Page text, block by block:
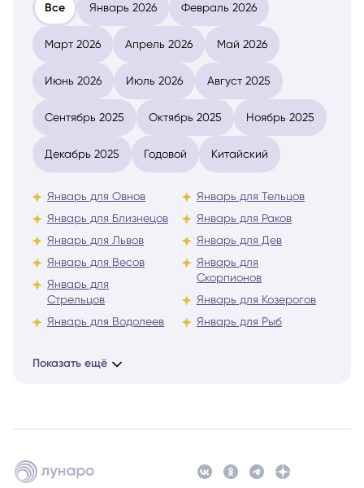
Все Январь 2026 Февраль 2026
Март 2026 Апрель 2026 Май 2026
Июнь 2026 Июль 2026 Август 2025
Сентябрь 2025 Октябрь 2025 Ноябрь 2025
Декабрь 2025 Годовой Китайский
Январь для Овнов
Январь для Близнецов
Январь для Львов
Январь для Весов
Январь для
Стрельцов
Январь для Водолеев
Январь для Тельцов
Январь для Раков
Январь для Дев
Январь для
Скорпионов
Январь для Козерогов
Январь для Рыб
Показать ещё